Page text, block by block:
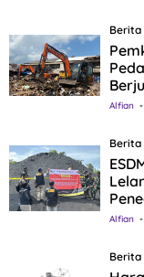
Berita
Alfian
Berita
Alfian
Berita